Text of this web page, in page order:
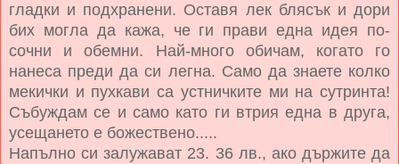
гладки и подхранени. Оставя лек блясък и дори
бих могла да кажа, че ги прави една идея по-
сочни и обемни. Най-много обичам, когато го
нанеса преди да си легна. Само да знаете колко
мекички и пухкави са устничките ми на сутринта!
Събуждам се и само като ги втрия една в друга,
усещането е божествено.....
Напълно си залужават 23. 36 лв., ако държите да